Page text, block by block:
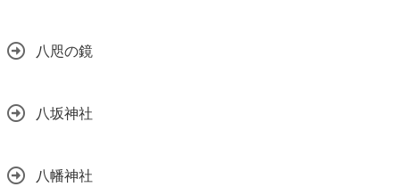
八咫の鏡
八坂神社
八幡神社